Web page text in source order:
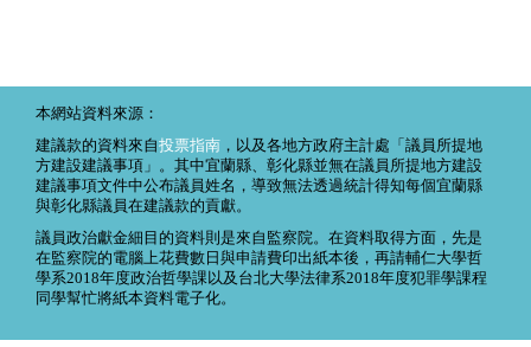
本網站資料來源：
建議款的資料來自投票指南 ，以及各地方政府主計處「議員所提地
方建設建議事項」。其中宜蘭縣、彰化縣並無在議員所提地方建設
建議事項文件中公布議員姓名，導致無法透過統計得知每個宜蘭縣
與彰化縣議員在建議款的貢獻。
議員政治獻金細目的資料則是來自監察院。在資料取得方面，先是
在監察院的電腦上花費數日與申請費印出紙本後，再請輔仁大學哲
學系2018年度政治哲學課以及台北大學法律系2018年度犯罪學課程
同學幫忙將紙本資料電子化。